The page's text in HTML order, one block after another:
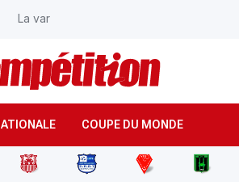
COUPE DU MONDE
La var